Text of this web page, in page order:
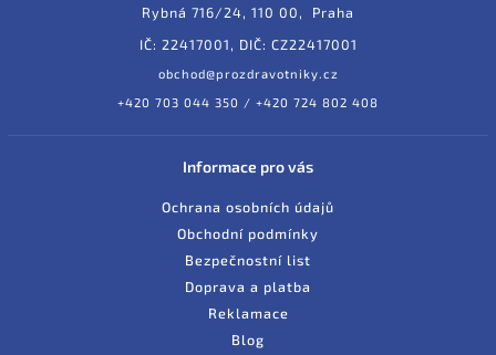
Rybná 716/24, 110 00, Praha
IČ: 22417001, DIČ: CZ22417001
obchod@prozdravotniky.cz
+420 703 044 350 / +420 724 802 408
Informace pro vás
Ochrana osobních údajů
Obchodní podmínky
Bezpečnostní list
Doprava a platba
Reklamace
Blog